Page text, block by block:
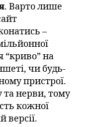
. Варто лише
–
“криво” на
чи будь-
пристрої.
нерви, тому
кожної
версії.